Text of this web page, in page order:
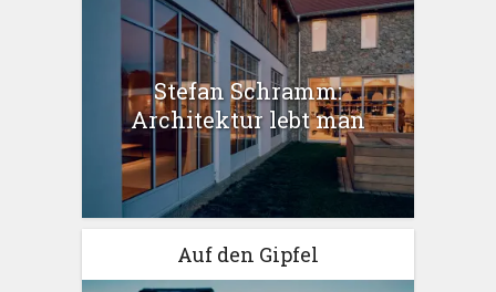
Stefan Schramm:
Architektur lebt man
Auf den Gipfel